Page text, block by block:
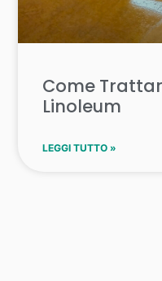
Come
Linoleum
LEGGI TUTTO »